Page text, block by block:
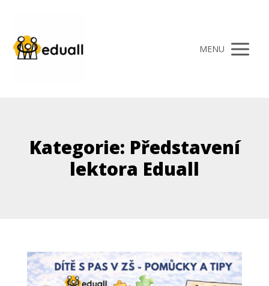
MENU
Kategorie: Představení
lektora Eduall